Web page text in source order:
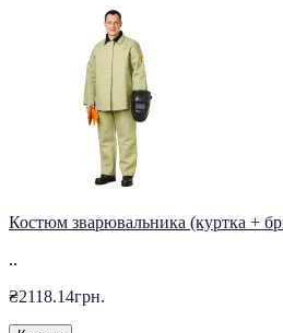
Костюм зварювальника (куртка +
..
₴2118.14грн.